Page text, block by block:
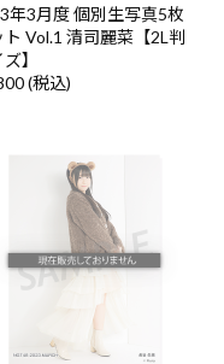
年3月度 個別生写真5枚
ト Vol.1 清司麗菜【2L判
】
(税込)